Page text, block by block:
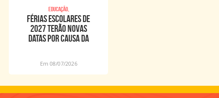
Educação,
Férias escolares de
2027 terão novas
datas por causa da
Em 08/07/2026